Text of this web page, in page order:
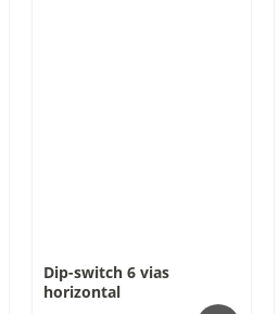
Dip-switch 6 vias
horizontal